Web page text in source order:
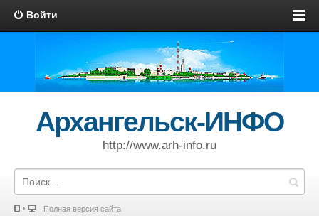
Войти
Архангельск-ИНФО
http://www.arh-info.ru
Полная версия сайта